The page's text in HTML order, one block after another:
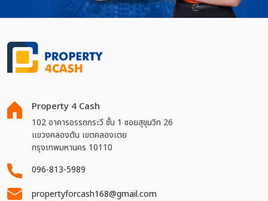
Property 4 Cash
102 อาคารอรรถกระวี ชั้น 1 ซอยสุขุมวิท 26
แขวงคลองตัน เขตคลองเตย
กรุงเทพมหานคร 10110
096-813-5989
propertyforcash168@gmail.com